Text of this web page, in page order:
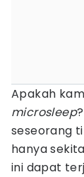
Apakah
microsleep
seseorang
hanya
ini dapat